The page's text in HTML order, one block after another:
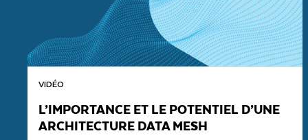
VIDÉO
L’IMPORTANCE ET LE POTENTIEL D’UNE
ARCHITECTURE DATA MESH